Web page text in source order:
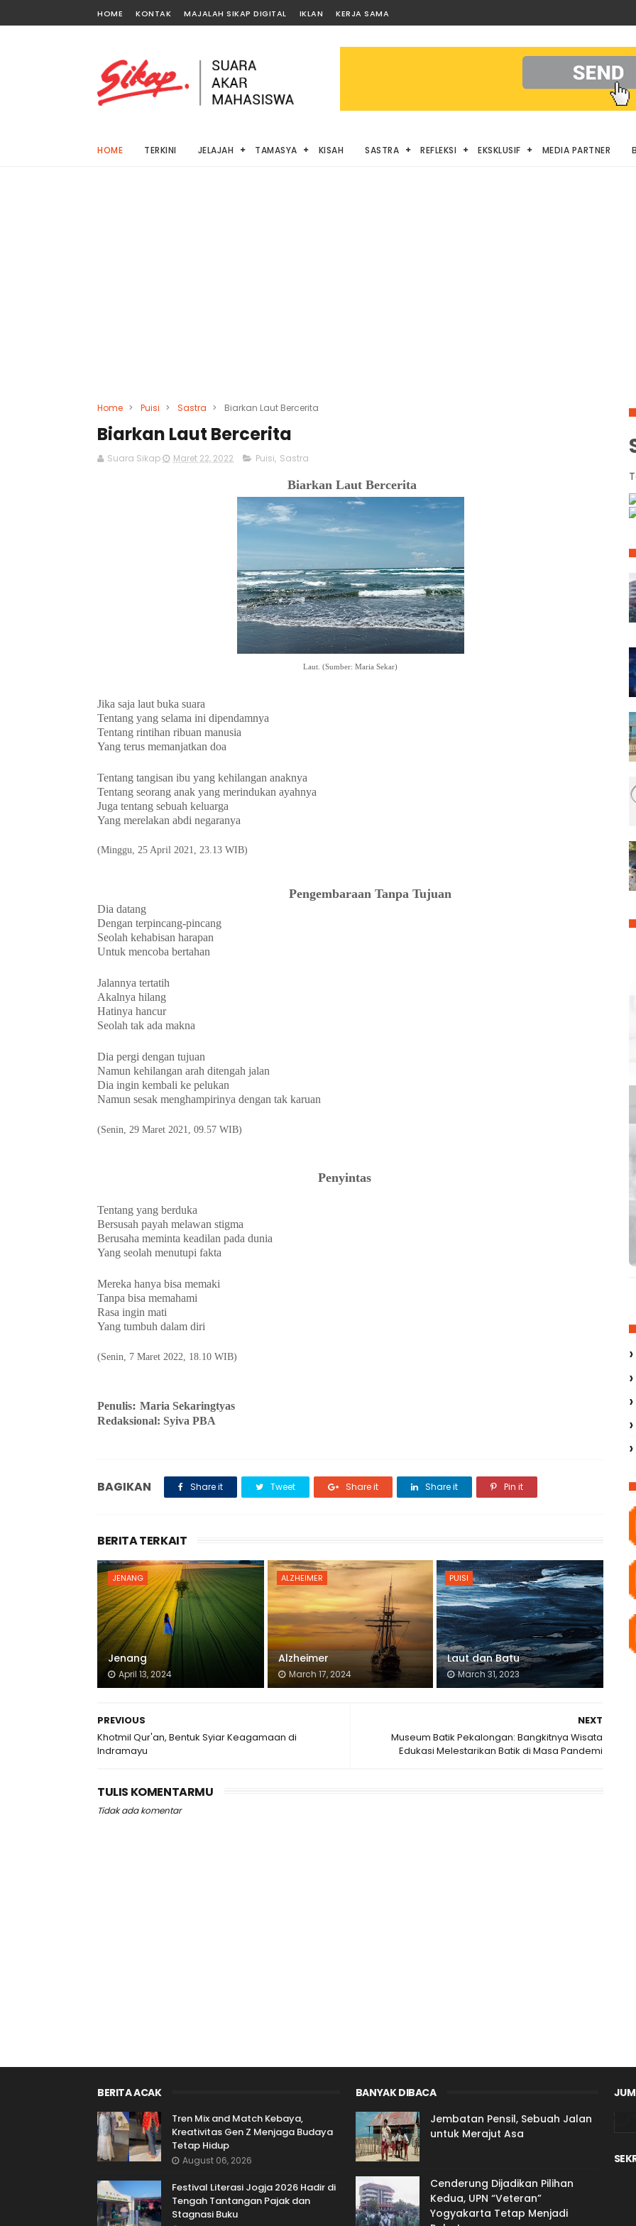
HOME KONTAK MAJALAH SIKAP DIGITAL IKLAN KERJA SAMA
HOME TERKINI JELAJAH TAMASYA KISAH SASTRA REFLEKSI EKSKLUSIF MEDIA PARTNER
Home > Puisi > Sastra > Biarkan Laut Bercerita
Biarkan Laut Bercerita
Suara Sikap Maret 22, 2022 Puisi, Sastra
Biarkan Laut Bercerita
Laut. (Sumber: Maria Sekar)
Jika saja laut buka suara
Tentang yang selama ini dipendamnya
Tentang rintihan ribuan manusia
Yang terus memanjatkan doa
Tentang tangisan ibu yang kehilangan anaknya
Tentang seorang anak yang merindukan ayahnya
Juga tentang sebuah keluarga
Yang merelakan abdi negaranya
(Minggu, 25 April 2021, 23.13 WIB)
Pengembaraan Tanpa Tujuan
Dia datang
Dengan terpincang-pincang
Seolah kehabisan harapan
Untuk mencoba bertahan
Jalannya tertatih
Akalnya hilang
Hatinya hancur
Seolah tak ada makna
Dia pergi dengan tujuan
Namun kehilangan arah ditengah jalan
Dia ingin kembali ke pelukan
Namun sesak menghampirinya dengan tak karuan
(Senin, 29 Maret 2021, 09.57 WIB)
Penyintas
Tentang yang berduka
Bersusah payah melawan stigma
Berusaha meminta keadilan pada dunia
Yang seolah menutupi fakta
Mereka hanya bisa memaki
Tanpa bisa memahami
Rasa ingin mati
Yang tumbuh dalam diri
(Senin, 7 Maret 2022, 18.10 WIB)
Penulis: Maria Sekaringtyas
Redaksional: Syiva PBA
BAGIKAN Share it Tweet Share it Share it Pin it
BERITA TERKAIT
JENANG
Jenang
April 13, 2024
ALZHEIMER
Alzheimer
March 17, 2024
PUISI
Laut dan Batu
March 31, 2023
NEXT
Museum Batik Pekalongan: Bangkitnya Wisata
Edukasi Melestarikan Batik di Masa Pandemi
PREVIOUS
Khotmil Qur'an, Bentuk Syiar Keagamaan di
Indramayu
TULIS KOMENTARMU
Tidak ada komentar
BERITA ACAK
Tren Mix and Match Kebaya,
Kreativitas Gen Z Menjaga Budaya
Tetap Hidup
August 06, 2026
Festival Literasi Jogja 2026 Hadir di
Tengah Tantangan Pajak dan
Stagnasi Buku
BANYAK DIBACA
Jembatan Pensil, Sebuah Jalan
untuk Merajut Asa
Cenderung Dijadikan Pilihan
Kedua, UPN “Veteran”
Yogyakarta Tetap Menjadi